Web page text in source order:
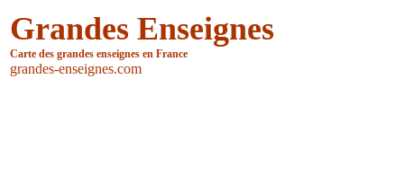
Grandes Enseignes
Carte des grandes enseignes en France
grandes-enseignes.com